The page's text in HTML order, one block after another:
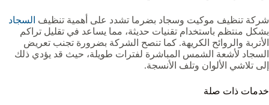
شركة تنظيف موكيت وسجاد بضرما‏‏‏ تشدد على أهمية تنظيف السجاد
بشكل منتظم باستخدام تقنيات حديثة، مما يساعد في تقليل تراكم
الأتربة والروائح الكريهة. كما تنصح الشركة بضرورة تجنب تعريض
السجاد لأشعة الشمس المباشرة لفترات طويلة، حيث قد يؤدي ذلك
إلى تلاشي الألوان وتلف الأنسجة.
خدمات ذات صلة